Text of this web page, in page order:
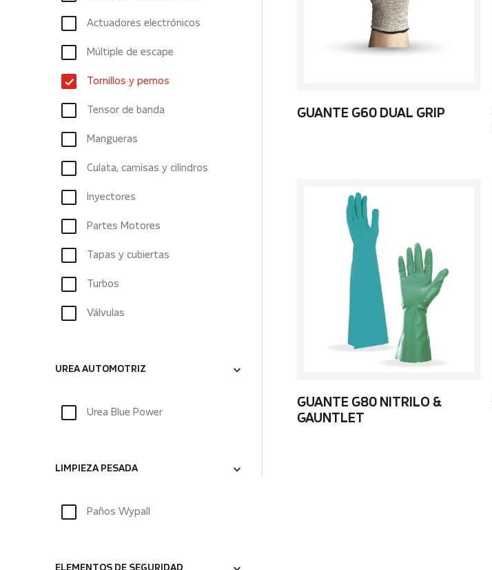
Actuadores electrónicos
Múltiple de escape
Tornillos y pernos
Tensor de banda
Mangueras
Culata, camisas y cilindros
Inyectores
Partes Motores
Tapas y cubiertas
Turbos
Válvulas
UREA AUTOMOTRIZ
Urea Blue Power
LIMPIEZA PESADA
Paños Wypall
GUANTE G60 DUAL GRIP
GUANTE G80 NITRILO &
GAUNTLET